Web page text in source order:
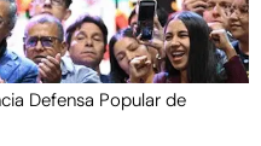
Defensa Popular de